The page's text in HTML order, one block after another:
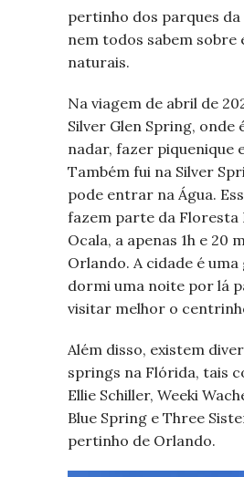
pertinho dos parques da
nem todos sabem sobre
naturais.
Na viagem de abril de
Silver Glen Spring, onde
nadar, fazer piquenique
Também fui na Silver
pode entrar na Água.
fazem parte da Floresta
Ocala, a apenas 1h e 20
Orlando. A cidade é
dormi uma noite por lá
visitar melhor o
Além disso, existem
springs na Flórida, tais
Ellie Schiller, Weeki
Blue Spring e Three
pertinho de Orlando.